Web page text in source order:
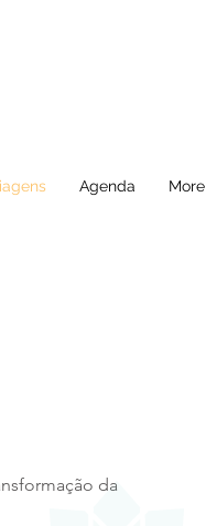
Agenda More
da